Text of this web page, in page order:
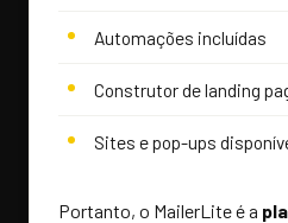
Automações incluídas
Construtor de landing
Sites e pop-ups
Portanto, o MailerLite é a